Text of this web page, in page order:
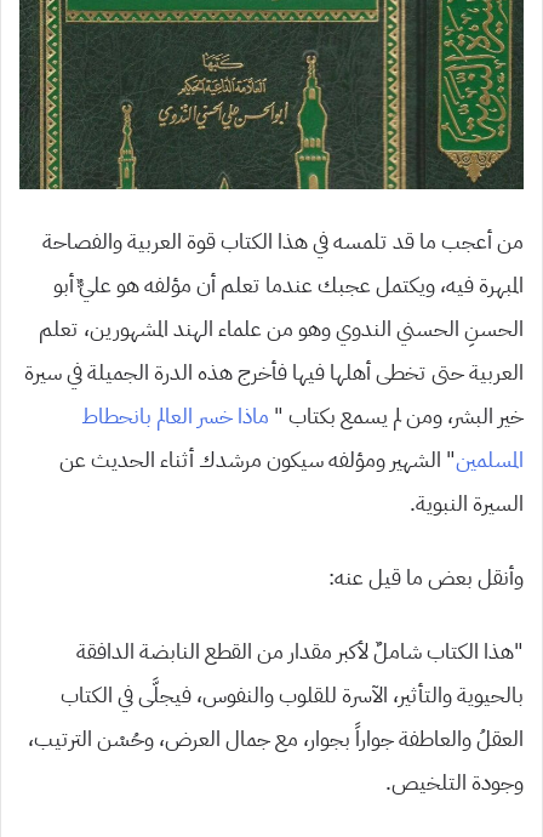
من أعجب ما قد تلمسه في هذا الكتاب قوة العربية والفصاحة
المبهرة فيه، ويكتمل عجبك عندما تعلم أن مؤلفه هو عليٌّ أبو
الحسنِ الحسني الندوي وهو من علماء الهند المشهورين، تعلم
العربية حتى تخطى أهلها فيها فأخرج هذه الدرة الجميلة في سيرة
خير البشر، ومن لم يسمع بكتاب ” ماذا خسر العالم بانحطاط
المسلمين” الشهير ومؤلفه سيكون مرشدك أثناء الحديث عن
السيرة النبوية.
وأنقل بعض ما قيل عنه:
“هذا الكتاب شاملٌ لأكبر مقدار من القطع النابضة الدافقة
بالحيوية والتأثير، الآسرة للقلوب والنفوس، فيجلَّى في الكتاب
العقلُ والعاطفة جواراً بجوار، مع جمال العرض، وحُسْن الترتيب،
وجودة التلخيص.